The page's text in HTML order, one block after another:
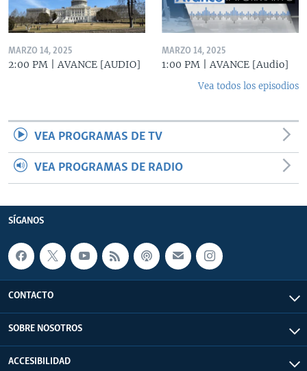
MARZO 14, 2025
2:00 PM | AVANCE [AUDIO]
MARZO 14, 2025
1:00 PM | AVANCE [Audio]
Vea todos los episodios
VEA PROGRAMAS DE TV
VEA PROGRAMAS DE RADIO
SÍGANOS
CONTACTO
SOBRE NOSOTROS
ACCESIBILIDAD